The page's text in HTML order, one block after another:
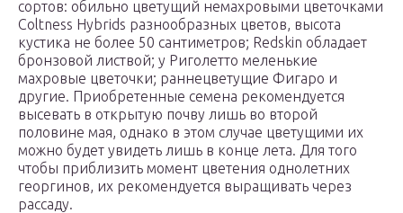
сортов: обильно цветущий немахровыми цветочками
Coltness Hybrids разнообразных цветов, высота
кустика не более 50 сантиметров; Redskin обладает
бронзовой листвой; у Риголетто меленькие
махровые цветочки; раннецветущие Фигаро и
другие. Приобретенные семена рекомендуется
высевать в открытую почву лишь во второй
половине мая, однако в этом случае цветущими их
можно будет увидеть лишь в конце лета. Для того
чтобы приблизить момент цветения однолетних
георгинов, их рекомендуется выращивать через
рассаду.